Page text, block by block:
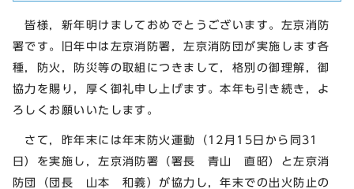
皆様，新年明けましておめでとうございます。左京消防
署です。旧年中は左京消防署，左京消防団が実施します各
種，防火，防災等の取組につきまして，格別の御理解，御
協力を賜り，厚く御礼申し上げます。本年も引き続き，よ
ろしくお願いいたします。
さて，昨年末には年末防火運動（12月15日から同31
日）を実施し，左京消防署（署長 青山 直昭）と左京消
防団（団長 山本 和義）が協力し，年末での出火防止の